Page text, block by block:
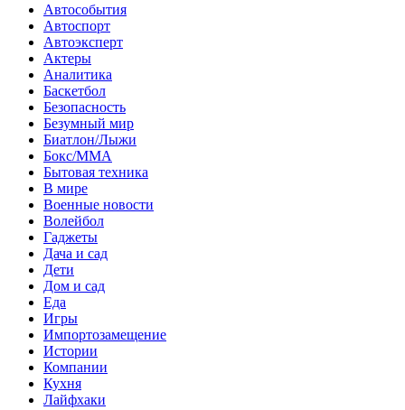
Автособытия
Автоспорт
Автоэксперт
Актеры
Аналитика
Баскетбол
Безопасность
Безумный мир
Биатлон/Лыжи
Бокс/MMA
Бытовая техника
В мире
Военные новости
Волейбол
Гаджеты
Дача и сад
Дети
Дом и сад
Еда
Игры
Импортозамещение
Истории
Компании
Кухня
Лайфхаки